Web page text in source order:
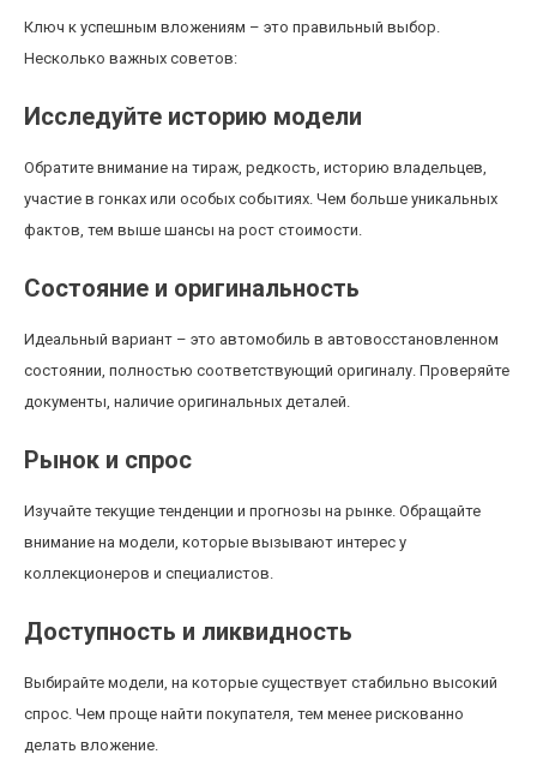
Ключ к успешным вложениям – это правильный выбор.
Несколько важных советов:
Исследуйте историю модели
Обратите внимание на тираж, редкость, историю владельцев,
участие в гонках или особых событиях. Чем больше уникальных
фактов, тем выше шансы на рост стоимости.
Состояние и оригинальность
Идеальный вариант – это автомобиль в автовосстановленном
состоянии, полностью соответствующий оригиналу. Проверяйте
документы, наличие оригинальных деталей.
Рынок и спрос
Изучайте текущие тенденции и прогнозы на рынке. Обращайте
внимание на модели, которые вызывают интерес у
коллекционеров и специалистов.
Доступность и ликвидность
Выбирайте модели, на которые существует стабильно высокий
спрос. Чем проще найти покупателя, тем менее рискованно
делать вложение.